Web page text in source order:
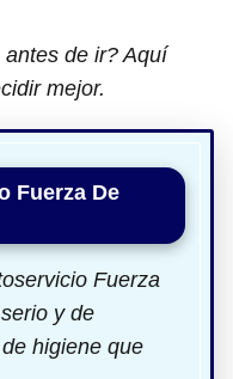
de ir? Aquí
mejor.
Fuerza De
Fuerza
y de
higiene que